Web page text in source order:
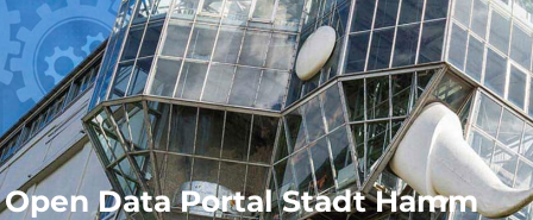
Open Data Portal Stadt Hamm